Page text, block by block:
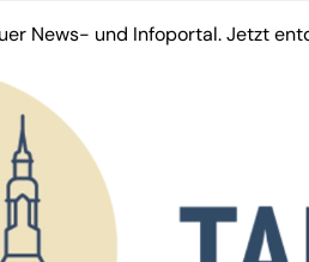
News- und Infoportal. Jetzt